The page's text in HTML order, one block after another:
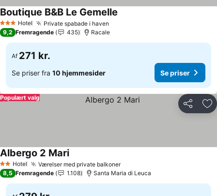
3 StjernerHotel Private spabade i haven
Boutique B&B Le Gemelle
9,2 Fremragende 435 Racale
Af 271 kr.
Se priser fra 10 hjemmesider Se priser
Del
Populært valg
2 Stjerner
Hotel Værelser med private balkonerSe priser
Albergo 2 MariSe priser
8,5 Fremragende 1.108 Santa Maria di Leuca